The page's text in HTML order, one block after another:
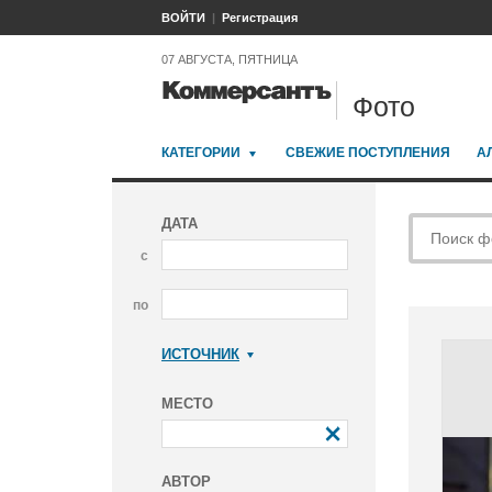
ВОЙТИ Регистрация
07 АВГУСТА, ПЯТНИЦА
Фото
КАТЕГОРИИ СВЕЖИЕ ПОСТУПЛЕНИЯ
ДАТА
с
по
ИСТОЧНИК
МЕСТО
АВТОР